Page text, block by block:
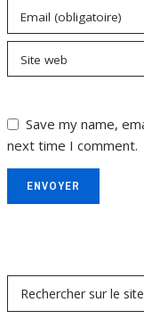
Email (obligatoire)
Site web
Save my name,
next time I comment.
ENVOYER